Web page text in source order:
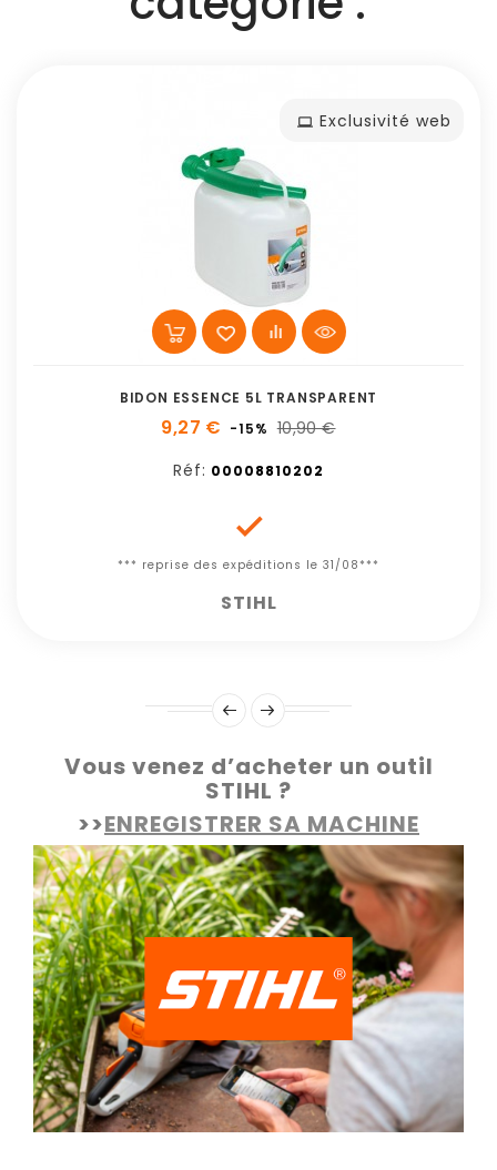
Exclusivité web
BIDON ESSENCE 5L TRANSPARENT
9,27 € -15% 10,90 €
Réf: 00008810202

*** reprise des expéditions le 31/08***
STIHL
Vous venez d’acheter un outil
STIHL ?
>>ENREGISTRER SA MACHINE